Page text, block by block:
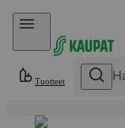
Hyppää sisältöön
Tuotteet